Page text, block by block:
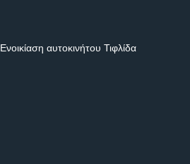
Ενοικίαση αυτοκινήτου Τιφλίδα